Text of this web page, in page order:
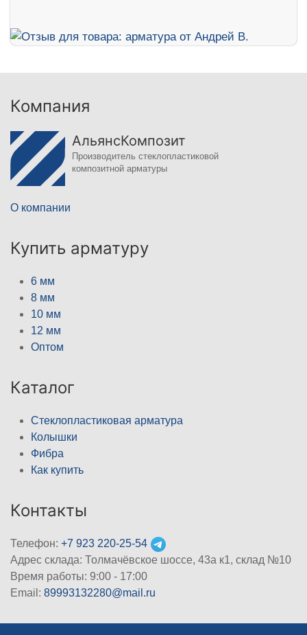
Компания
АльянсКомпозит
Производитель стеклопластиковой
композитной арматуры
О компании
Купить арматуру
6 мм
8 мм
10 мм
12 мм
Оптом
Каталог
Стеклопластиковая арматура
Колышки
Фибра
Как купить
Контакты
Телефон: +7 923 220-25-54
Адрес склада: Толмачёвское шоссе, 43а к1, склад №10
Время работы: 9:00 - 17:00
Email: 89993132280@mail.ru